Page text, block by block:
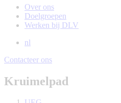
Over ons
Doelgroepen
Werken bij DLV
nl
Contacteer ons
Kruimelpad